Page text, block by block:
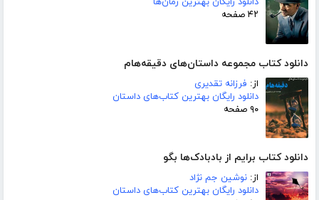
۴۲ صفحه
دانلود کتاب مجموعه داستان‌های دقیقه‌هام
از: فرزانه تقدیری
دانلود رایگان بهترین کتاب‌های داستان
۹۰ صفحه
دانلود کتاب برایم از بادبادک‌ها بگو
از: نوشین جم نژاد
دانلود رایگان بهترین کتاب‌های داستان